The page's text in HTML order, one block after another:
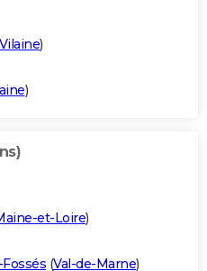
)
)
et-Loire)
(Val-de-Marne)